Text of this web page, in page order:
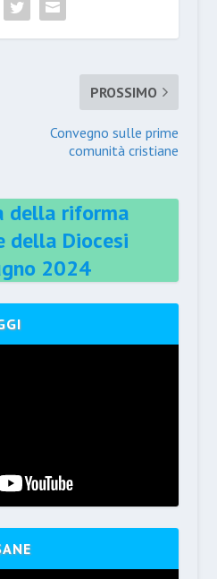
PROSSIMO
Convegno sulle prime
comunità cristiane
della riforma
Diocesi
2024